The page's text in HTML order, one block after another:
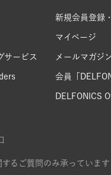
サービス
新規会員登録
マイページ
メールマガジ
会員「
DELFONICS
るご質問のみ承っています